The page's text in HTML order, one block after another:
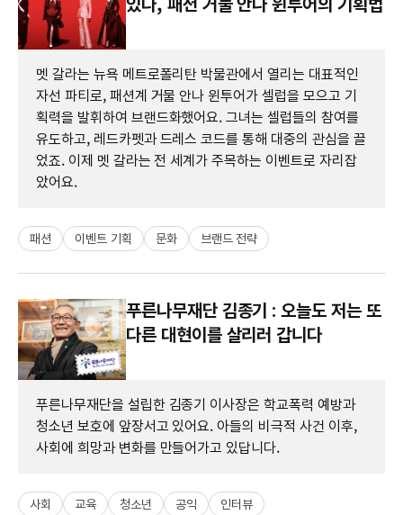
멧 갈라는 뉴욕 메트로폴리탄 박물관에서 열리는 대표적인
자선 파티로, 패션계 거물 안나 윈투어가 셀럽을 모으고 기
획력을 발휘하여 브랜드화했어요. 그녀는 셀럽들의 참여를
유도하고, 레드카펫과 드레스 코드를 통해 대중의 관심을 끌
었죠. 이제 멧 갈라는 전 세계가 주목하는 이벤트로 자리잡
았어요.
패션 이벤트 기획 문화 브랜드 전략
푸른나무재단 김종기 : 오늘도 저는 또
다른 대현이를 살리러 갑니다
푸른나무재단을 설립한 김종기 이사장은 학교폭력 예방과
청소년 보호에 앞장서고 있어요. 아들의 비극적 사건 이후,
사회에 희망과 변화를 만들어가고 있답니다.
사회 교육 청소년 공익 인터뷰